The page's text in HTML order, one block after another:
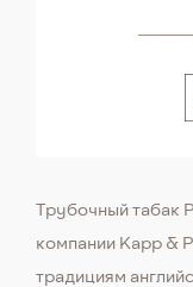
Трубочный табак
компании Kapp &
традициям